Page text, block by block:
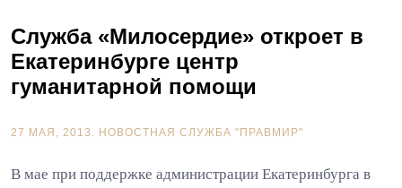
Служба «Милосердие» откроет в
Екатеринбурге центр
гуманитарной помощи
27 МАЯ, 2013. НОВОСТНАЯ СЛУЖБА "ПРАВМИР"
В мае при поддержке администрации Екатеринбурга в